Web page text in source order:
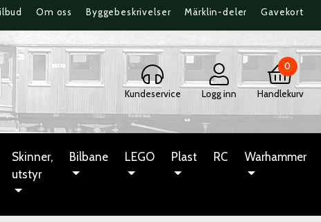
Om oss Byggebeskrivelser Märklin-deler Gavekort
Kundeservice Logg inn
0
Handlekurv
Skinner,
utstyr
Bilbane LEGO Plast RC Warhammer